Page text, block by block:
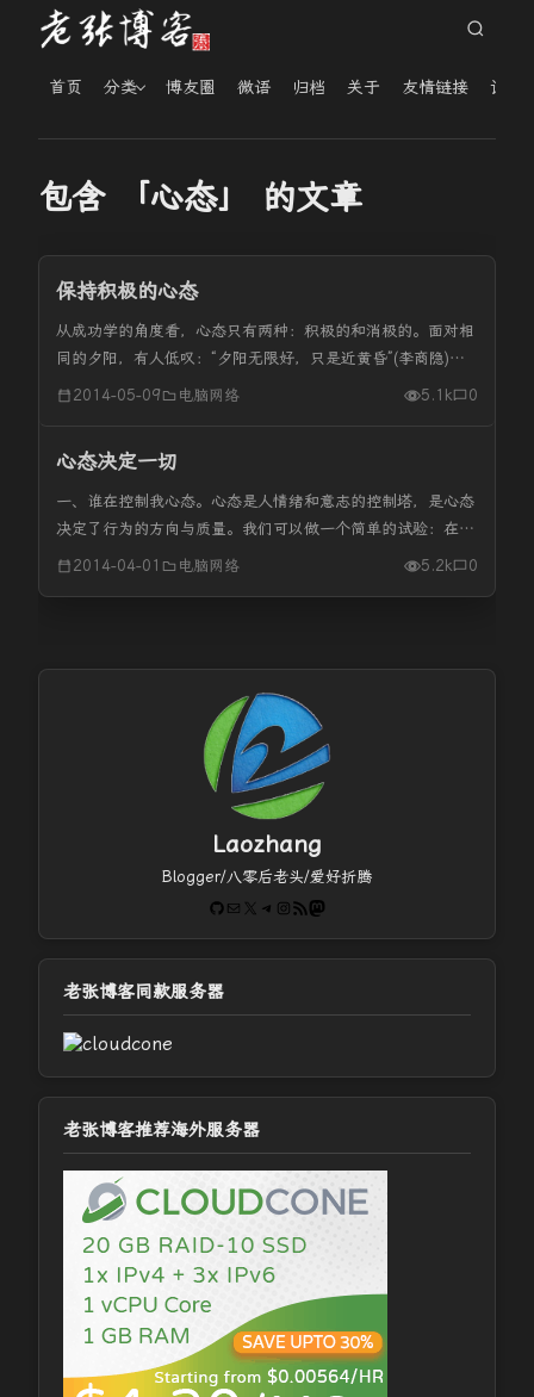
首页 分类 博友圈 微语 归档 关于 友情链接 读者
包含 「心态」 的文章
保持积极的心态
从成功学的角度看，心态只有两种：积极的和消极的。面对相
同的夕阳，有人低叹：“夕阳无限好，只是近黄昏”(李商隐)，
这是一种心态的写照。有人反对说：“但得夕阳无限好，何须
2014-05-09 电脑网络 5.1k 0
心态决定一切
一、谁在控制我心态。心态是人情绪和意志的控制塔，是心态
决定了行为的方向与质量。我们可以做一个简单的试验：在一
个大教室里，如果你周围有熟人、朋友，也有你不认识的人。
2014-04-01 电脑网络 5.2k 0
Laozhang
Blogger/八零后老头/爱好折腾
GitHub
电子邮件 X Telegram
Instagram
RSS FeedMastodon
老张博客同款服务器
老张博客推荐海外服务器